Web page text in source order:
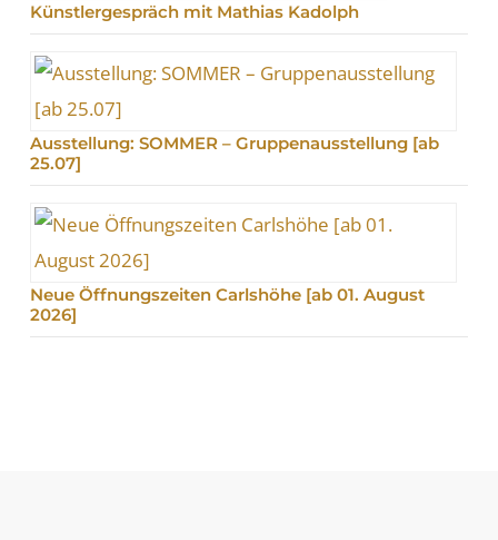
Künstlergespräch mit Mathias Kadolph
Ausstellung: SOMMER – Gruppenausstellung [ab
25.07]
Neue Öffnungszeiten Carlshöhe [ab 01. August
2026]